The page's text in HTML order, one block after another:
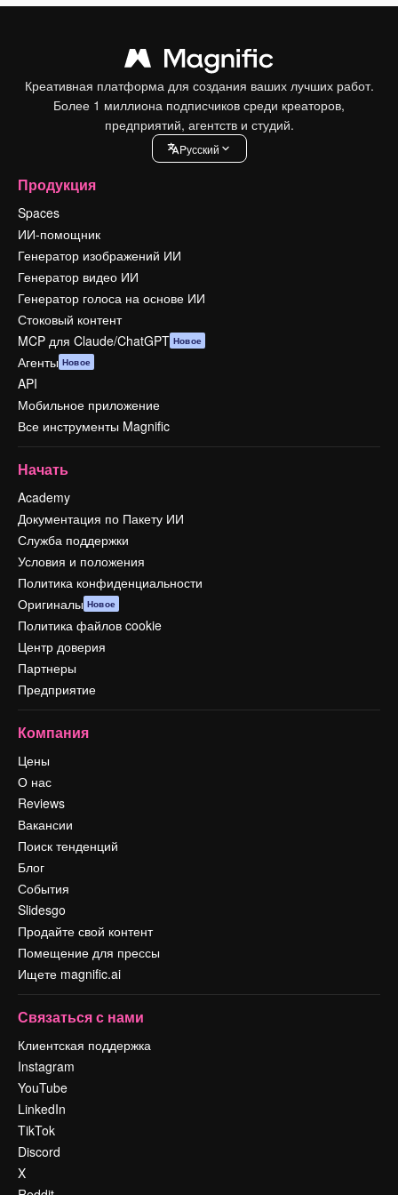
Креативная платформа для создания ваших лучших работ.
Более 1 миллиона подписчиков среди креаторов,
предприятий, агентств и студий.
Pусский
Продукция
Spaces
ИИ-помощник
Генератор изображений ИИ
Генератор видео ИИ
Генератор голоса на основе ИИ
Стоковый контент
MCP для Claude/ChatGPT Новое
Агенты Новое
API
Мобильное приложение
Все инструменты Magnific
Начать
Academy
Документация по Пакету ИИ
Служба поддержки
Условия и положения
Политика конфиденциальности
Оригиналы Новое
Политика файлов cookie
Центр доверия
Партнеры
Предприятие
Компания
Цены
О нас
Reviews
Вакансии
Поиск тенденций
Блог
События
Slidesgo
Продайте свой контент
Помещение для прессы
Ищете magnific.ai
Связаться с нами
Клиентская поддержка
Instagram
YouTube
LinkedIn
TikTok
Discord
X